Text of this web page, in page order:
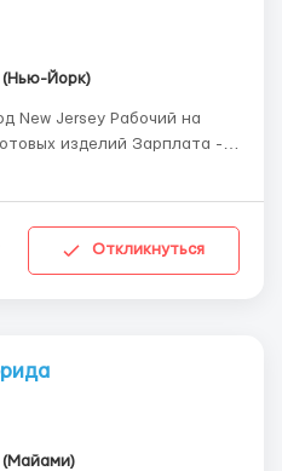
Йорк)
на
Откликнуться